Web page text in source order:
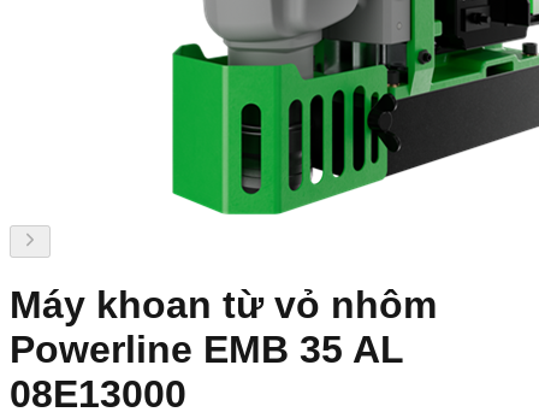
Máy khoan từ vỏ nhôm
Powerline EMB 35 AL
08E13000